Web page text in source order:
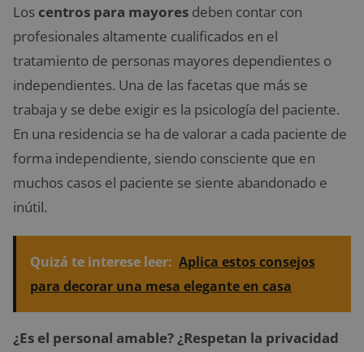
Los centros para mayores deben contar con
profesionales altamente cualificados en el
tratamiento de personas mayores dependientes o
independientes. Una de las facetas que más se
trabaja y se debe exigir es la psicología del paciente.
En una residencia se ha de valorar a cada paciente de
forma independiente, siendo consciente que en
muchos casos el paciente se siente abandonado e
inútil.
Quizá te interese leer: Aplica estos consejos
para decorar una mesa elegante en casa
¿Es el personal amable? ¿Respetan la privacidad